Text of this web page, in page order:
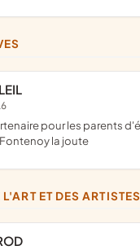
la joute
L'ART ET DES ARTISTES